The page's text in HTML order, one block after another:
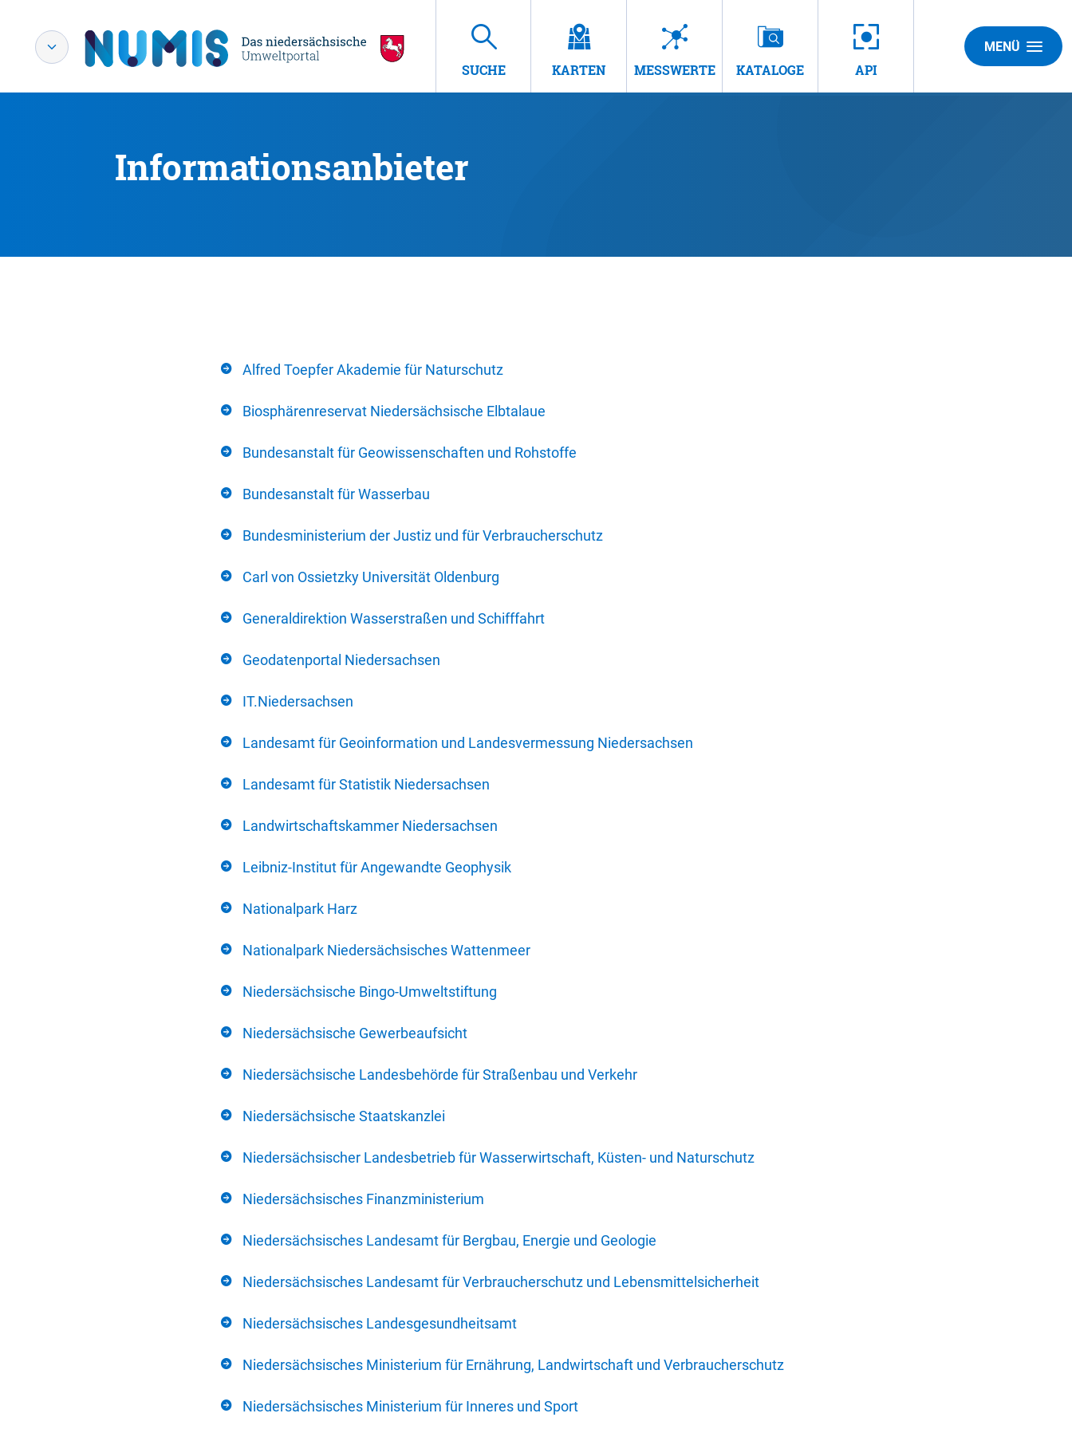
SUCHE KARTEN MESSWERTE KATALOGE API
MENÜ
Informationsanbieter
Alfred Toepfer Akademie für Naturschutz
Biosphärenreservat Niedersächsische Elbtalaue
Bundesanstalt für Geowissenschaften und Rohstoffe
Bundesanstalt für Wasserbau
Bundesministerium der Justiz und für Verbraucherschutz
Carl von Ossietzky Universität Oldenburg
Generaldirektion Wasserstraßen und Schifffahrt
Geodatenportal Niedersachsen
IT.Niedersachsen
Landesamt für Geoinformation und Landesvermessung Niedersachsen
Landesamt für Statistik Niedersachsen
Landwirtschaftskammer Niedersachsen
Leibniz-Institut für Angewandte Geophysik
Nationalpark Harz
Nationalpark Niedersächsisches Wattenmeer
Niedersächsische Bingo-Umweltstiftung
Niedersächsische Gewerbeaufsicht
Niedersächsische Landesbehörde für Straßenbau und Verkehr
Niedersächsische Staatskanzlei
Niedersächsischer Landesbetrieb für Wasserwirtschaft, Küsten- und Naturschutz
Niedersächsisches Finanzministerium
Niedersächsisches Landesamt für Bergbau, Energie und Geologie
Niedersächsisches Landesamt für Verbraucherschutz und Lebensmittelsicherheit
Niedersächsisches Landesgesundheitsamt
Niedersächsisches Ministerium für Ernährung, Landwirtschaft und Verbraucherschutz
Niedersächsisches Ministerium für Inneres und Sport